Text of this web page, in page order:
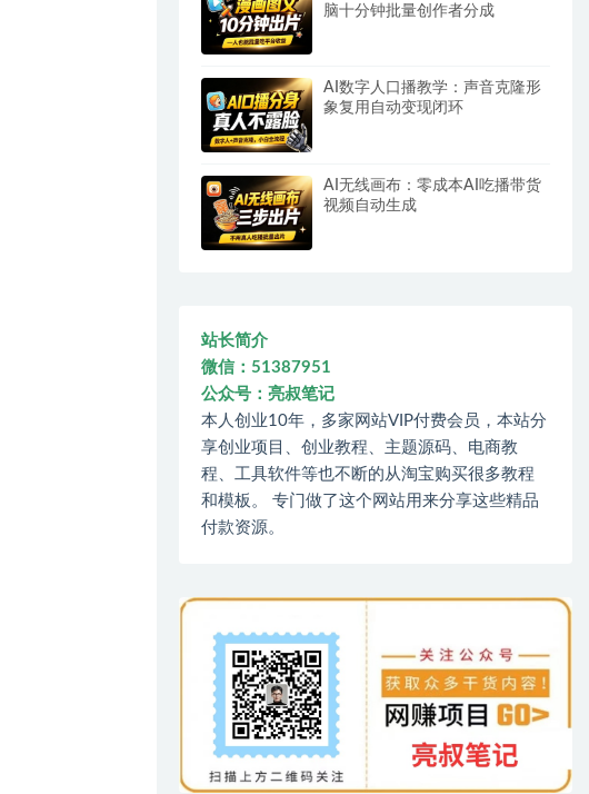
脑十分钟批量创作者分成
AI数字人口播教学：声音克隆形
象复用自动变现闭环
AI无线画布：零成本AI吃播带货
视频自动生成
站长简介
微信：51387951
公众号：亮叔笔记
本人创业10年，多家网站VIP付费会员，本站分
享创业项目、创业教程、主题源码、电商教
程、工具软件等也不断的从淘宝购买很多教程
和模板。 专门做了这个网站用来分享这些精品
付款资源。